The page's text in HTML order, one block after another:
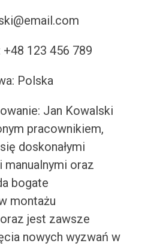
123 456 789
Polska
Jan Kowalski
pracownikiem,
doskonałymi
oraz
bogate
montażu
jest zawsze
nowych wyzwań w